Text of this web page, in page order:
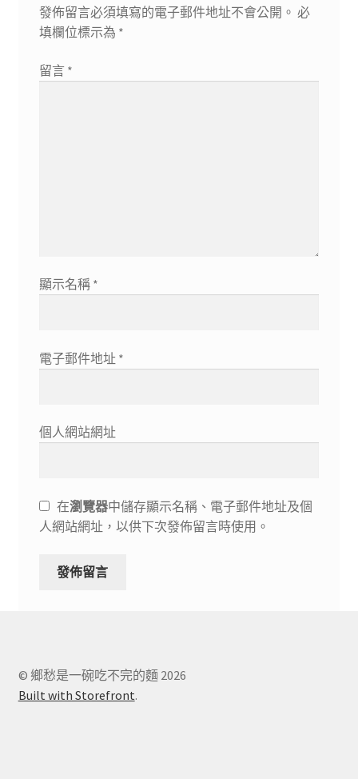
發佈留言必須填寫的電子郵件地址不會公開。 必
填欄位標示為 *
留言 *
顯示名稱 *
電子郵件地址 *
個人網站網址
在瀏覽器中儲存顯示名稱、電子郵件地址及個
人網站網址，以供下次發佈留言時使用。
© 鄉愁是一碗吃不完的麵 2026
Built with Storefront.